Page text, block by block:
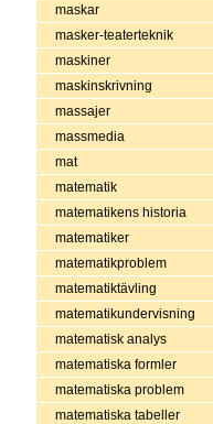
maskar
masker-teaterteknik
maskiner
maskinskrivning
massajer
massmedia
mat
matematik
matematikens historia
matematiker
matematikproblem
matematiktävling
matematikundervisning
matematisk analys
matematiska formler
matematiska problem
matematiska tabeller